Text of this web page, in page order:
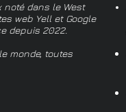
noté dans le West
web Yell et Google
depuis 2022.
monde, toutes